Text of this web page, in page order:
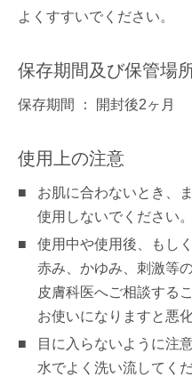
よくすすいでください。
保存期間及び保管場
保存期間 ： 開封後2ヶ月
使用上の注意
お肌に合わないとき、
使用しないでください。
使用中や使用後、もし
赤み、かゆみ、刺激等
皮膚科医へご相談する
お使いになりますと悪
目に入らないように注
水でよく洗い流してくだ